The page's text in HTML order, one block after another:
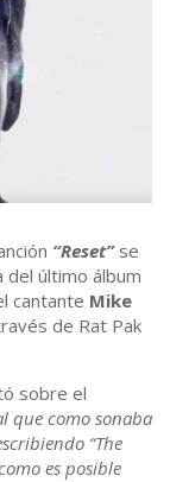
“Reset”se
del último álbum
cantante Mike
de Rat Pak
sobre el
que como sonaba
“The
es posible